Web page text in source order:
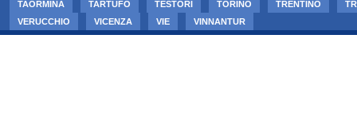
TAORMINA
TARTUFO TESTORI TORINO TRENTINO
VERUCCHIO
VICENZA VIE VINNANTUR